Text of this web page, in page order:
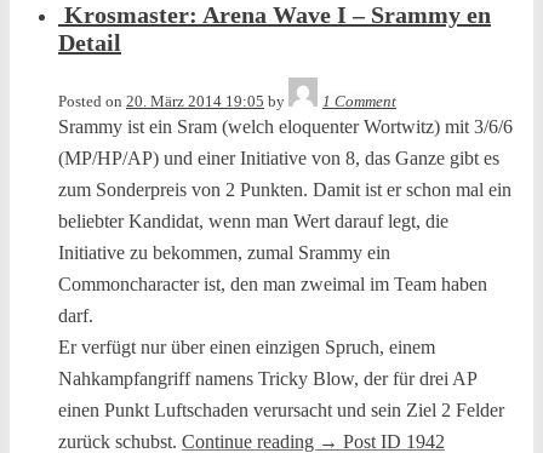
posted
in
Krosmaster: Arena Wave I – Srammy en
Detail
Posted on 20. März 2014 19:05 by
1 Comment
Srammy ist ein Sram (welch eloquenter Wortwitz) mit 3/6/6
(MP/HP/AP) und einer Initiative von 8, das Ganze gibt es
zum Sonderpreis von 2 Punkten. Damit ist er schon mal ein
beliebter Kandidat, wenn man Wert darauf legt, die
Initiative zu bekommen, zumal Srammy ein
Commoncharacter ist, den man zweimal im Team haben
darf.
Er verfügt nur über einen einzigen Spruch, einem
Nahkampfangriff namens Tricky Blow, der für drei AP
einen Punkt Luftschaden verursacht und sein Ziel 2 Felder
zurück schubst. Continue reading → Post ID 1942